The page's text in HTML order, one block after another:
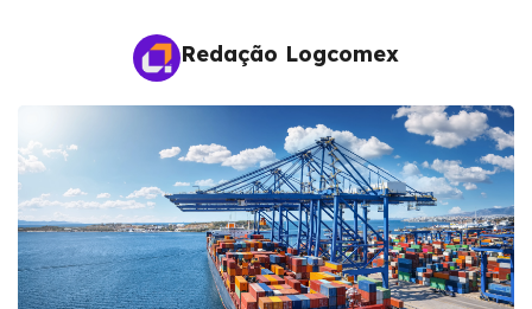
Redação Logcomex